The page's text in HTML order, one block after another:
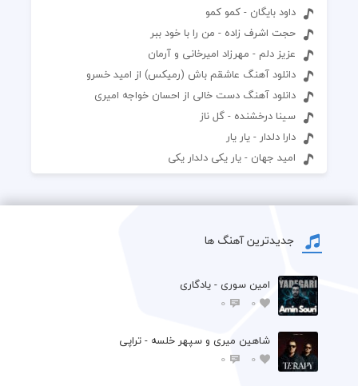
داود بایگان - کمو کمو
حجت اشرف زاده - من را با خود ببر
عزیز دلم - مهرزاد امیرخانی و آرمان
دانلود آهنگ عاشقم باش (رمیکس) از امید خسرو
دانلود آهنگ دست خالی از احسان خواجه امیری
سینا درخشنده - گل ناز
دارا دلدار - یار یار
امید جهان - یار یکی دلدار یکی
جدیدترین آهنگ ها
امین سوری - یادگاری
0
0
شاهین میری و سپهر خلسه - تراپی
0
0